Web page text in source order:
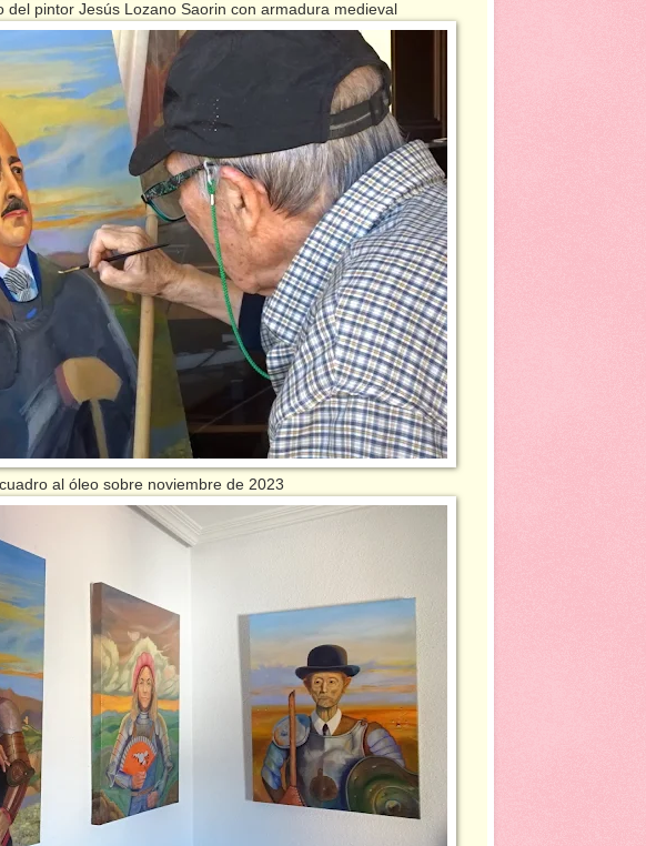
pintor Jesús Lozano Saorin con armadura medieval
sobre noviembre de 2023